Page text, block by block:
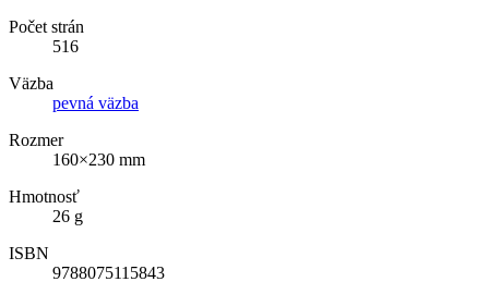
Počet strán
516
Väzba
pevná väzba
Rozmer
160×230 mm
Hmotnosť
26 g
ISBN
9788075115843